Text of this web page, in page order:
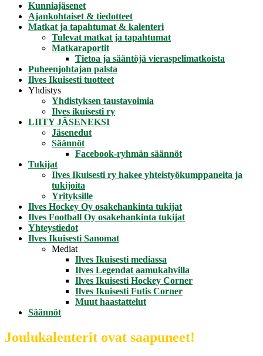
Kunniajäsenet
Ajankohtaiset & tiedotteet
Matkat ja tapahtumat & kalenteri
Tulevat matkat ja tapahtumat
Matkaraportit
Tietoa ja sääntöjä vieraspelimatkoista
Puheenjohtajan palsta
Ilves Ikuisesti tuotteet
Yhdistys
Yhdistyksen taustavoimia
Ilves ikuisesti ry
LIITY JÄSENEKSI
Jäsenedut
Säännöt
Facebook-ryhmän säännöt
Tukijat
Ilves Ikuisesti ry hakee yhteistyökumppaneita ja
tukijoita
Yrityksille
Ilves Hockey Oy osakehankinta tukijat
Ilves Football Oy osakehankinta tukijat
Yhteystiedot
Ilves Ikuisesti Sanomat
Mediat
Ilves Ikuisesti mediassa
Ilves Legendat aamukahvilla
Ilves Ikuisesti Hockey Corner
Ilves Ikuisesti Futis Corner
Muut haastattelut
Säännöt
Joulukalenterit ovat saapuneet!